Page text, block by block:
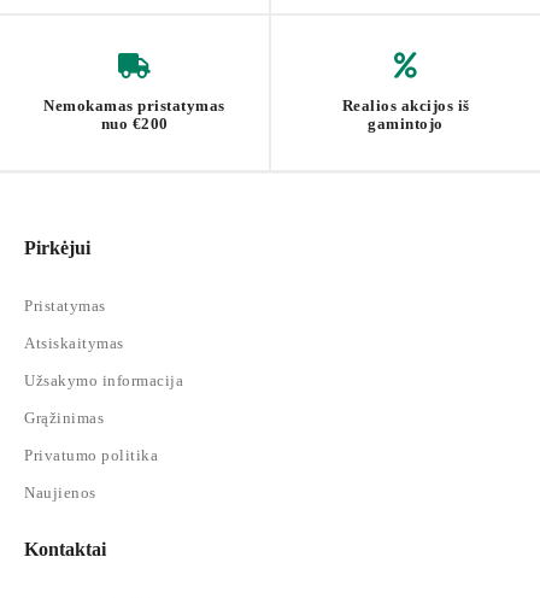
Nemokamas pristatymas
nuo €200
Realios akcijos iš
gamintojo
Pirkėjui
Pristatymas
Atsiskaitymas
Užsakymo informacija
Grąžinimas
Privatumo politika
Naujienos
Kontaktai